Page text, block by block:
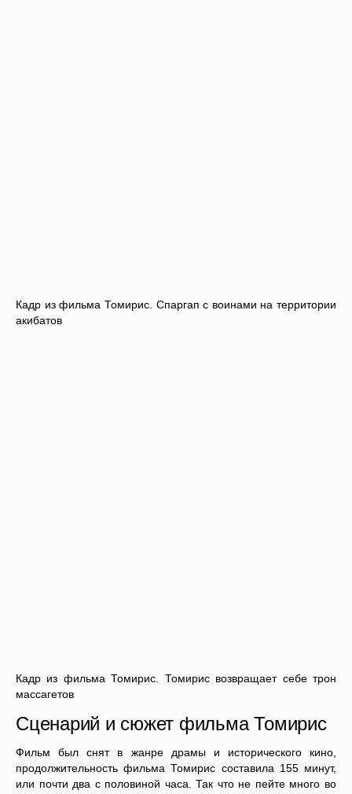
Кадр из фильма Томирис. Спаргап с воинами на территории
акибатов
Кадр из фильма Томирис. Томирис возвращает себе трон
массагетов
Сценарий и сюжет фильма Томирис
Фильм был снят в жанре драмы и исторического кино,
продолжительность фильма Томирис составила 155 минут,
или почти два с половиной часа. Так что не пейте много во